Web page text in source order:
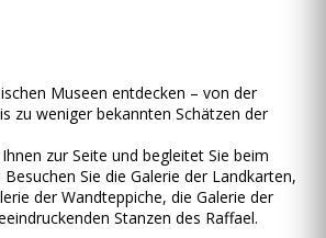
Museen entdecken – von der
zu weniger bekannten Schätzen der
zur Seite und begleitet Sie beim
Sie die Galerie der Landkarten,
der Wandteppiche, die Galerie der
Stanzen des Raffael.